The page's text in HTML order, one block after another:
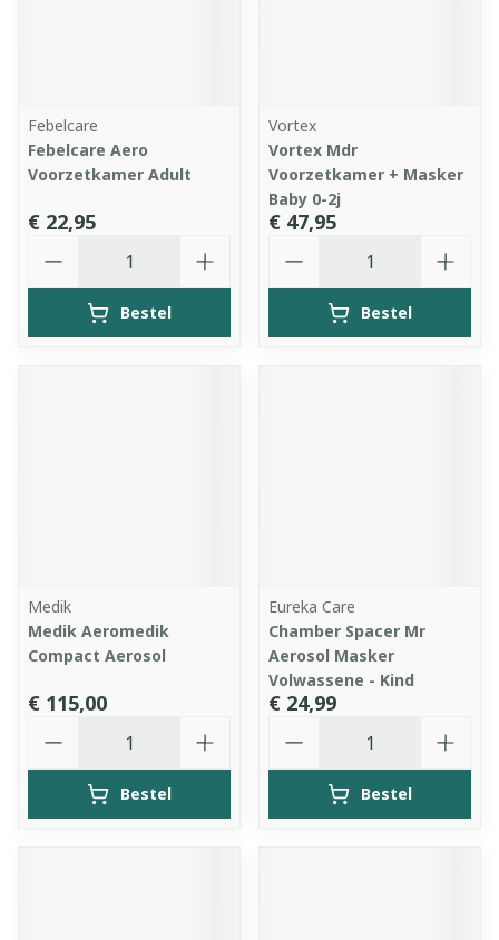
Febelcare
Febelcare Aero
Voorzetkamer Adult
€ 22,95
Bestel
Vortex
Vortex Mdr
Voorzetkamer + Masker
Baby 0-2j
€ 47,95
Bestel
Medik
Medik Aeromedik
Compact Aerosol
€ 115,00
Bestel
Eureka Care
Chamber Spacer Mr
Aerosol Masker
Volwassene - Kind
€ 24,99
Bestel